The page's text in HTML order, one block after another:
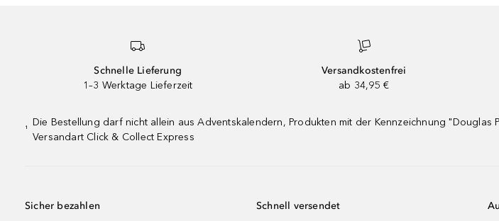
Schnelle Lieferung
1–3 Werktage Lieferzeit
Versandkostenfrei
ab 34,95 €
¹
Die Bestellung darf nicht allein aus Adventskalendern, Produkten mit der Kennzeichnung
Versandart Click & Collect Express
Sicher bezahlen Schnell versendet